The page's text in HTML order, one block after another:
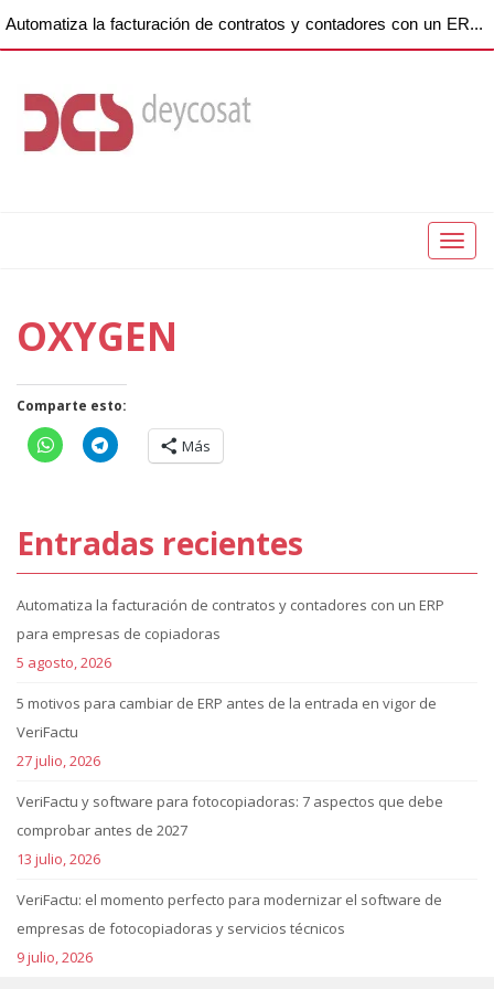
Automatiza la facturación de contratos y contadores con un ERP para empresas de copiadoras
Toggle
OXYGEN
Comparte esto:
Más
Entradas recientes
Automatiza la facturación de contratos y contadores con un ERP
para empresas de copiadoras
5 agosto, 2026
5 motivos para cambiar de ERP antes de la entrada en vigor de
VeriFactu
27 julio, 2026
VeriFactu y software para fotocopiadoras: 7 aspectos que debe
comprobar antes de 2027
13 julio, 2026
VeriFactu: el momento perfecto para modernizar el software de
empresas de fotocopiadoras y servicios técnicos
9 julio, 2026